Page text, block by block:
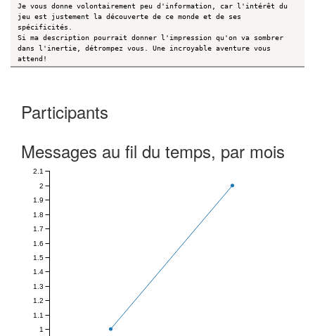
Je vous donne volontairement peu d'information, car l'intérêt du
jeu est justement la découverte de ce monde et de ses
spécificités.
Si ma description pourrait donner l'impression qu'on va sombrer
dans l'inertie, détrompez vous. Une incroyable aventure vous
attend!
Participants
Messages au fil du temps, par mois
1
1.1
1.2
1.3
1.4
1.5
1.6
1.7
1.8
1.9
2
2.1